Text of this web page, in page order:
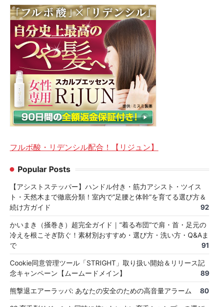
フルボ酸・リデンシル配合！【リジュン】
Popular Posts
【アシストステッパー】ハンドル付き・筋力アシスト・ツイス
ト・天然木まで徹底分類！室内で“足腰と体幹”を育てる選び方＆
続け方ガイド
92
かいまき（掻巻き）超完全ガイド｜“着る布団”で肩・首・足元の
冷えを根こそぎ防ぐ！素材別おすすめ・選び方・洗い方・Q&Aま
で
91
Cookie同意管理ツール「STRIGHT」取り扱い開始＆リリース記
念キャンペーン【ムームードメイン】
89
熊撃退エアーラッパ: あなたの安全のための高音量アラーム 80